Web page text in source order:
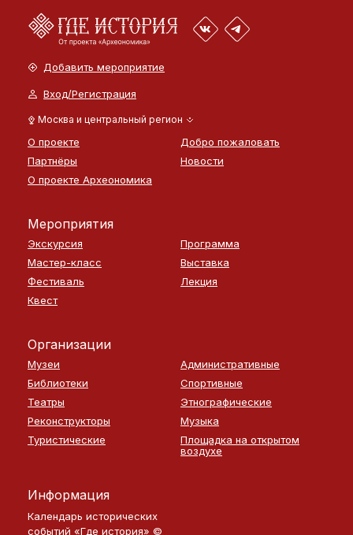
Добавить мероприятие
Вход/Регистрация
Москва и центральный регион
О проекте
Добро пожаловать
Партнёры
Новости
О проекте Археономика
Мероприятия
Экскурсия
Программа
Мастер-класс
Выставка
Фестиваль
Лекция
Квест
Организации
Музеи
Административные
Библиотеки
Спортивные
Театры
Этнографические
Реконструкторы
Музыка
Туристические
Площадка на открытом
воздухе
Информация
Календарь исторических
событий «Где история» ©